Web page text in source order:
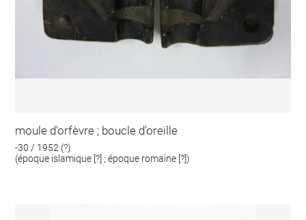
moule d'orfèvre ; boucle d'oreille
-30 / 1952 (?)
(époque islamique [?] ; époque romaine [?])